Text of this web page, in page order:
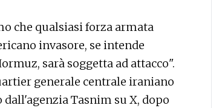
che qualsiasi forza armata
invasore, se intende
sarà soggetta ad attacco".
generale centrale iraniano
Tasnim su X, dopo